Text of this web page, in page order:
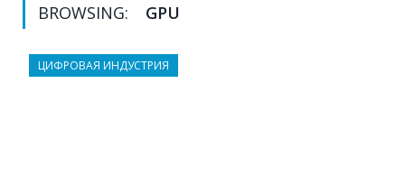
BROWSING: GPU
ЦИФРОВАЯ ИНДУСТРИЯ